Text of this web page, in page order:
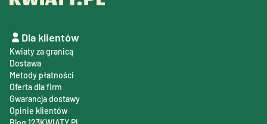
Dla klientów
Kwiaty za granicą
Dostawa
Metody płatności
Oferta dla firm
Gwarancja dostawy
Opinie klientów